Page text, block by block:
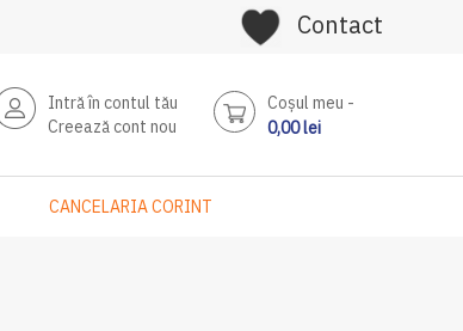
Contact
Intră în contul tău
Creează cont nou
Coşul meu
0,00 lei
CANCELARIA CORINT